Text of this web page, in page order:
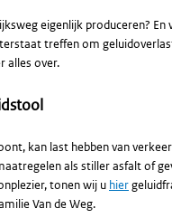
eigenlijk produceren? En
treffen om
alles over.
kan last hebben van
als stiller asfalt of
tonen wij u hier
Van de Weg.